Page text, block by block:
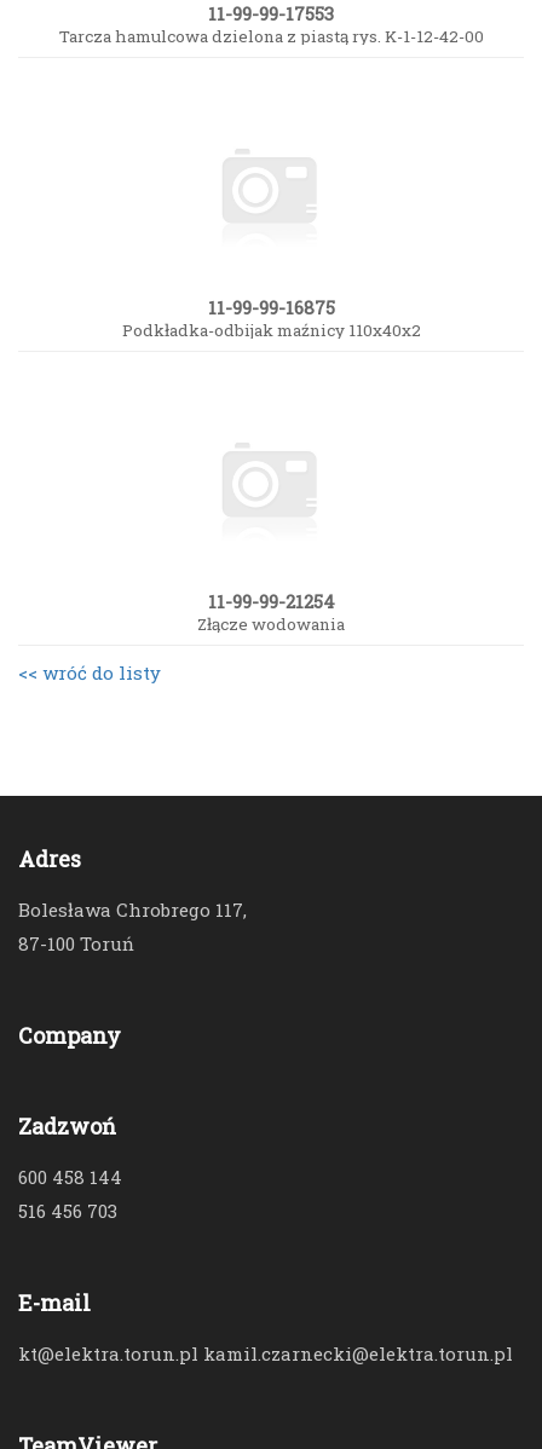
11-99-99-17553
Tarcza hamulcowa dzielona z piastą rys. K-1-12-42-00
11-99-99-16875
Podkładka-odbijak maźnicy 110x40x2
11-99-99-21254
Złącze wodowania
<< wróć do listy
Adres
Bolesława Chrobrego 117,
87-100 Toruń
Company
Zadzwoń
600 458 144
516 456 703
E-mail
kt@elektra.torun.pl kamil.czarnecki@elektra.torun.pl